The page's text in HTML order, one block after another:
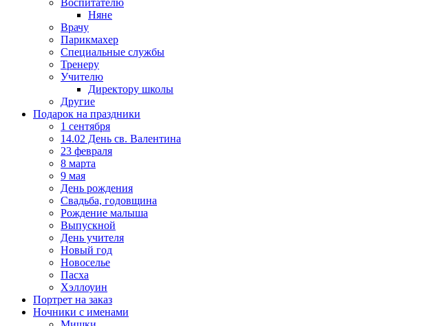
Воспитателю
Няне
Врачу
Парикмахер
Специальные службы
Тренеру
Учителю
Директору школы
Другие
Подарок на праздники
1 сентября
14.02 День св. Валентина
23 февраля
8 марта
9 мая
День рождения
Свадьба, годовщина
Рождение малыша
Выпускной
День учителя
Новый год
Новоселье
Пасха
Хэллоуин
Портрет на заказ
Ночники с именами